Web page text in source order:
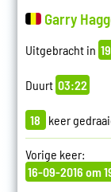
Garry
Uitgebracht in
Duurt 03:22
18 keer
Vorige keer:
16-09-2016 om